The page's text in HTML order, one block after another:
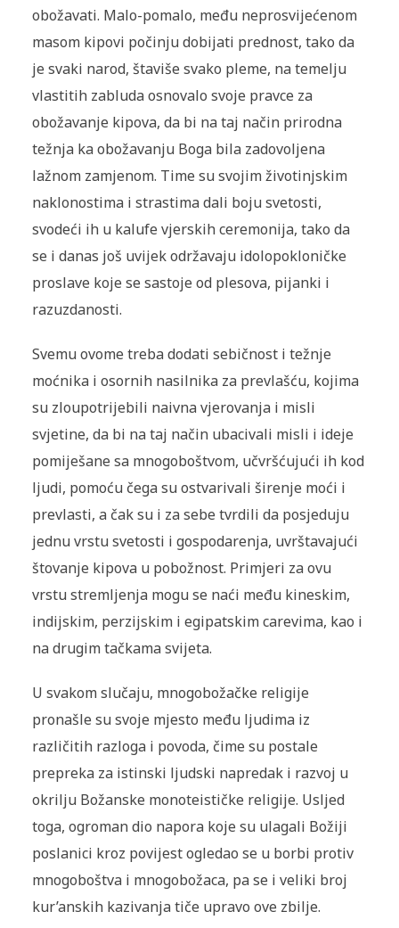
obožavati. Malo-pomalo, među neprosvijećenom
masom kipovi počinju dobijati prednost, tako da
je svaki narod, štaviše svako pleme, na temelju
vlastitih zabluda osnovalo svoje pravce za
obožavanje kipova, da bi na taj način prirodna
težnja ka obožavanju Boga bila zadovoljena
lažnom zamjenom. Time su svojim životinjskim
naklonostima i strastima dali boju svetosti,
svodeći ih u kalufe vjerskih ceremonija, tako da
se i danas još uvijek održavaju idolopokloničke
proslave koje se sastoje od plesova, pijanki i
razuzdanosti.
Svemu ovome treba dodati sebičnost i težnje
moćnika i osornih nasilnika za prevlašću, kojima
su zloupotrijebili naivna vjerovanja i misli
svjetine, da bi na taj način ubacivali misli i ideje
pomiješane sa mnogoboštvom, učvršćujući ih kod
ljudi, pomoću čega su ostvarivali širenje moći i
prevlasti, a čak su i za sebe tvrdili da posjeduju
jednu vrstu svetosti i gospodarenja, uvrštavajući
štovanje kipova u pobožnost. Primjeri za ovu
vrstu stremljenja mogu se naći među kineskim,
indijskim, perzijskim i egipatskim carevima, kao i
na drugim tačkama svijeta.
U svakom slučaju, mnogobožačke religije
pronašle su svoje mjesto među ljudima iz
različitih razloga i povoda, čime su postale
prepreka za istinski ljudski napredak i razvoj u
okrilju Božanske monoteističke religije. Usljed
toga, ogroman dio napora koje su ulagali Božiji
poslanici kroz povijest ogledao se u borbi protiv
mnogoboštva i mnogobožaca, pa se i veliki broj
kur’anskih kazivanja tiče upravo ove zbilje.